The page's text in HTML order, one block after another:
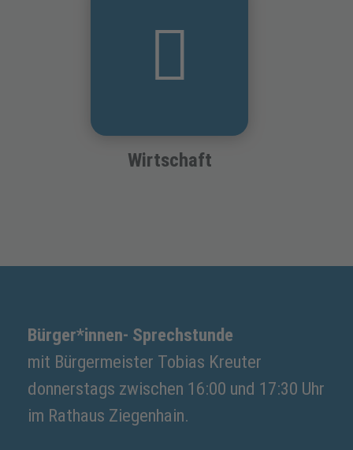
Wirtschaft
Bürger*innen- Sprechstunde
mit Bürgermeister Tobias Kreuter
donnerstags zwischen 16:00 und 17:30 Uhr
im Rathaus Ziegenhain.